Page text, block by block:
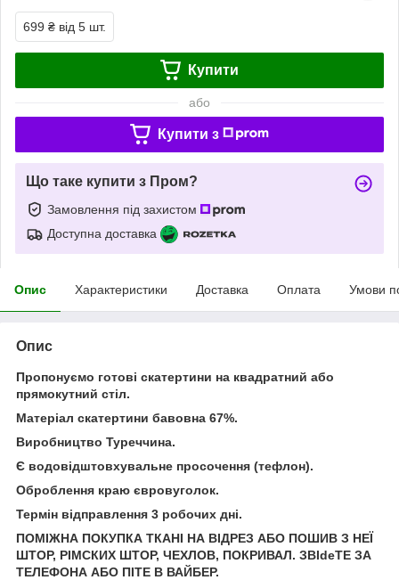
699 ₴ від 5 шт.
Купити
або
Купити з
Що таке купити з Пром?
Замовлення під захистом
Доступна доставка
Опис Характеристики Доставка Оплата Умови
Опис
Пропонуємо готові скатертини на квадратний або
прямокутний стіл.
Матеріал скатертини бавовна 67%.
Виробництво Туреччина.
Є водовідштовхувальне просочення (тефлон).
Оброблення краю євровуголок.
Термін відправлення 3 робочих дні.
ПОМІЖНА ПОКУПКА ТКАНІ НА ВІДРЕЗ АБО ПОШИВ З НЕЇ
ШТОР, РІМСКИХ ШТОР, ЧЕХЛОВ, ПОКРИВАЛ. ЗВІdeТЕ ЗА
ТЕЛЕФОНА АБО ПІТЕ В ВАЙБЕР.